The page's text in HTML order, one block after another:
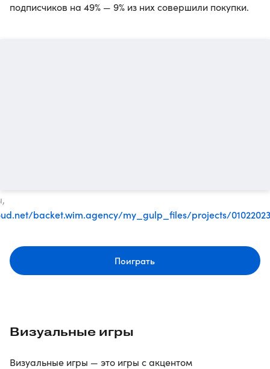
подписчиков на 49% — 9% из них совершили покупки.
backet.wim.agency/my_gulp_files/projects/
Поиграть
Визуальные игры
Визуальные игры — это игры с акцентом